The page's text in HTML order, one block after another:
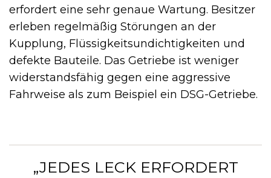
erfordert eine sehr genaue Wartung. Besitzer
erleben regelmäßig Störungen an der
Kupplung, Flüssigkeitsundichtigkeiten und
defekte Bauteile. Das Getriebe ist weniger
widerstandsfähig gegen eine aggressive
Fahrweise als zum Beispiel ein DSG-Getriebe.
„JEDES LECK ERFORDERT